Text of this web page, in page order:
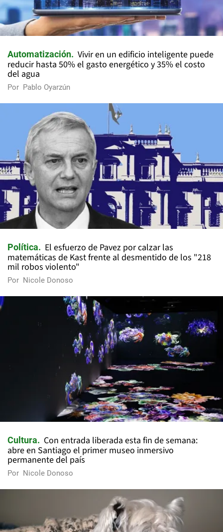
Automatización
Vivir en un edificio inteligente puede
reducir hasta 50% el gasto energético y 35% el costo
del agua
Por Pablo Oyarzún
Política
El esfuerzo de Pavez por calzar las
matemáticas de Kast frente al desmentido de los "218
mil robos violento"
Por Nicole Donoso
Cultura
Con entrada liberada esta fin de semana:
abre en Santiago el primer museo inmersivo
permanente del país
Por Nicole Donoso